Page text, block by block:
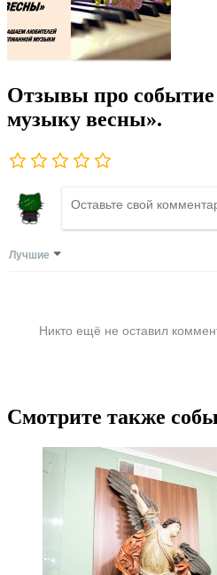
Отзывы про
музыку весны».
Лучшие
Никто ещё не оставил
Смотрите также